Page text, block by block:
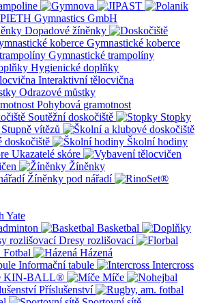
Dopadové žíněnky
Gymnastické koberce
Gymnastické trampolíny
Hygienické doplňky
Interaktivní tělocvična
Odrazové můstky
Pohybová gramotnost
Soutěžní doskočiště
Stopky
Stupně vítězů
doskočiště
Školní hodiny
Ukazatelé skóre
Žíněnky
Žíněnky pod nářadí
Yate
Basketbal
Dresy rozlišovací
Fotbal
Házená
Informační tabule
Intercross
KIN-BALL®
Míče
Příslušenství